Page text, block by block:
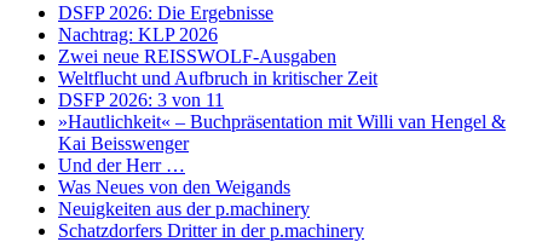
DSFP 2026: Die Ergebnisse
Nachtrag: KLP 2026
Zwei neue REISSWOLF-Ausgaben
Weltflucht und Aufbruch in kritischer Zeit
DSFP 2026: 3 von 11
»Hautlichkeit« – Buchpräsentation mit Willi van Hengel &
Kai Beisswenger
Und der Herr …
Was Neues von den Weigands
Neuigkeiten aus der p.machinery
Schatzdorfers Dritter in der p.machinery